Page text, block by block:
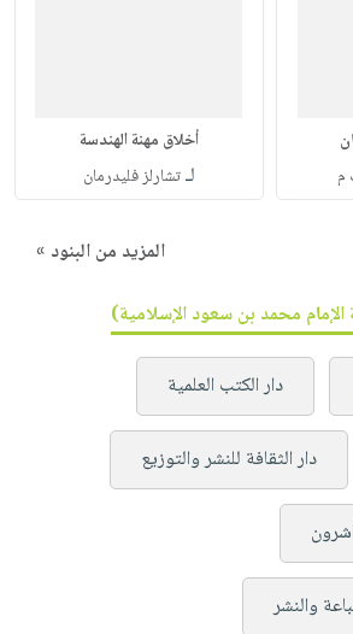
م
أخلاق مهنة الهندسة
لـتشارلز فليدرمان
المزيد من البنود »
محمد بن سعود الإسلامية)
دار الكتب العلمية
دار الثقافة للنشر والتوزيع
والنشر